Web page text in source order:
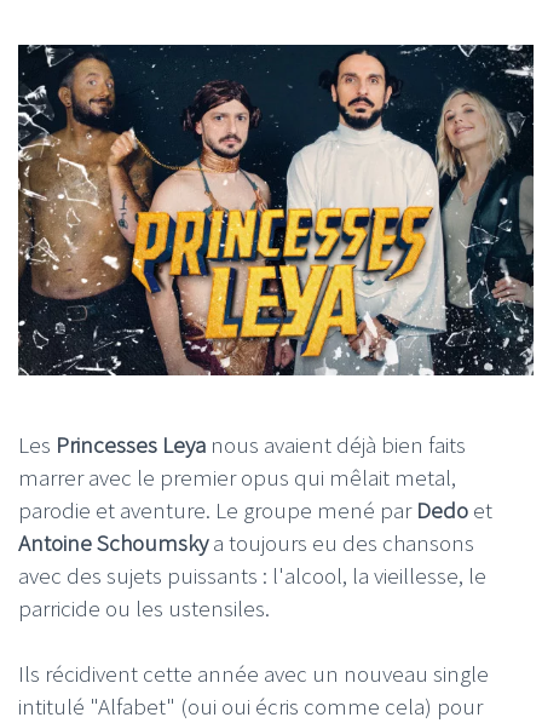
Les Princesses Leya nous avaient déjà bien faits
marrer avec le premier opus qui mêlait metal,
parodie et aventure. Le groupe mené par Dedo et
Antoine Schoumskya toujours eu des chansons
avec des sujets puissants : l'alcool, la vieillesse, le
parricide ou les ustensiles.
Ils récidivent cette année avec un nouveau single
intitulé "Alfabet" (oui oui écris comme cela) pour